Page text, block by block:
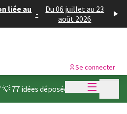
liée au -
Du 06 juillet au 23
août 2026
Menu
Se connecter
💡 77 idées déposées